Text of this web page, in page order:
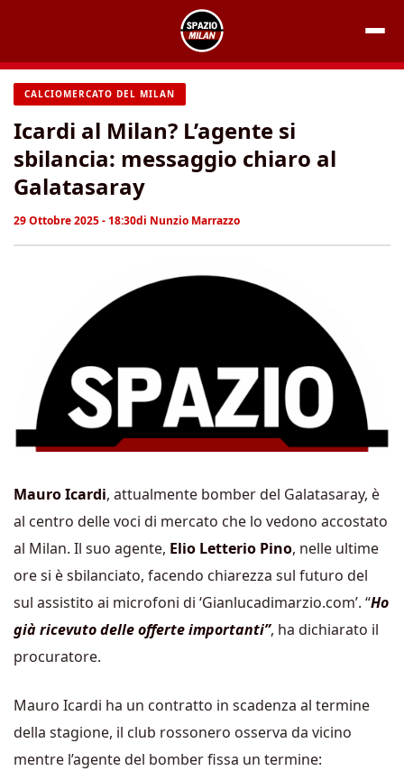
contenuto
CALCIOMERCATO DEL MILAN
Icardi al Milan? L’agente si
sbilancia: messaggio chiaro al
Galatasaray
29 Ottobre 2025 - 18:30di Nunzio Marrazzo
Mauro Icardi, attualmente bomber del Galatasaray, è
al centro delle voci di mercato che lo vedono accostato
al Milan. Il suo agente, Elio Letterio Pino, nelle ultime
ore si è sbilanciato, facendo chiarezza sul futuro del
sul assistito ai microfoni di ‘Gianlucadimarzio.com’. “Ho
già ricevuto delle offerte importanti”, ha dichiarato il
procuratore.
Mauro Icardi ha un contratto in scadenza al termine
della stagione, il club rossonero osserva da vicino
mentre l’agente del bomber fissa un termine: